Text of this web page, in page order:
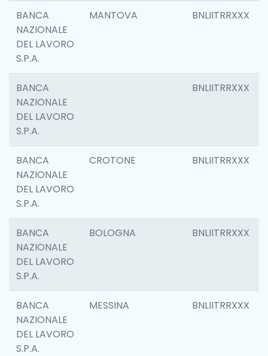
BANCA
NAZIONALE
DEL LAVORO
S.P.A.
MANTOVA BNLIITRRXXX
BANCA
NAZIONALE
DEL LAVORO
S.P.A.
BNLIITRRXXX
BANCA
NAZIONALE
DEL LAVORO
S.P.A.
CROTONE BNLIITRRXXX
BANCA
NAZIONALE
DEL LAVORO
S.P.A.
BOLOGNA BNLIITRRXXX
BANCA
NAZIONALE
DEL LAVORO
S.P.A.
MESSINA BNLIITRRXXX